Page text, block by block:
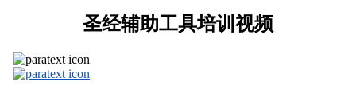
圣经辅助工具培训视频